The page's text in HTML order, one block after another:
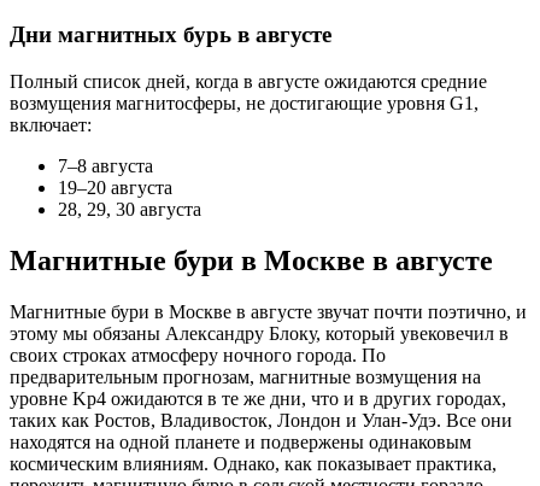
Дни магнитных бурь в августе
Полный список дней, когда в августе ожидаются средние
возмущения магнитосферы, не достигающие уровня G1,
включает:
7–8 августа
19–20 августа
28, 29, 30 августа
Магнитные бури в Москве в августе
Магнитные бури в Москве в августе звучат почти поэтично, и
этому мы обязаны Александру Блоку, который увековечил в
своих строках атмосферу ночного города. По
предварительным прогнозам, магнитные возмущения на
уровне Kp4 ожидаются в те же дни, что и в других городах,
таких как Ростов, Владивосток, Лондон и Улан-Удэ. Все они
находятся на одной планете и подвержены одинаковым
космическим влияниям. Однако, как показывает практика,